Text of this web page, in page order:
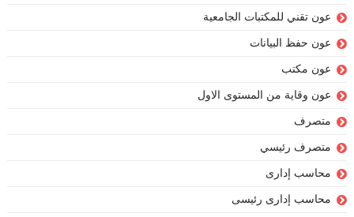
عون تقني للمكتبات الجامعية
عون حفظ البيانات
عون مكتب
عون وقاية من المستوى الاول
متصرف
متصرف رئيسي
محاسب إدارى
محاسب إدارى رئيسى